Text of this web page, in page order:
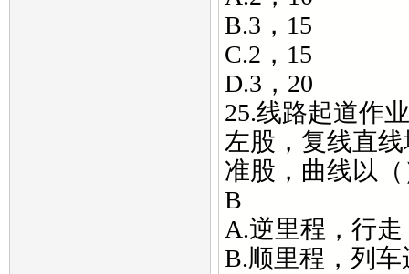
B.3，15
C.2，15
D.3，20
25.线路起道作
左股，复线直
准股，曲线以
B
A.逆里程，行
B.顺里程，列